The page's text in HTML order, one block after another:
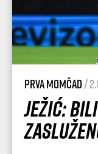
Prva momčad/
Ježić: